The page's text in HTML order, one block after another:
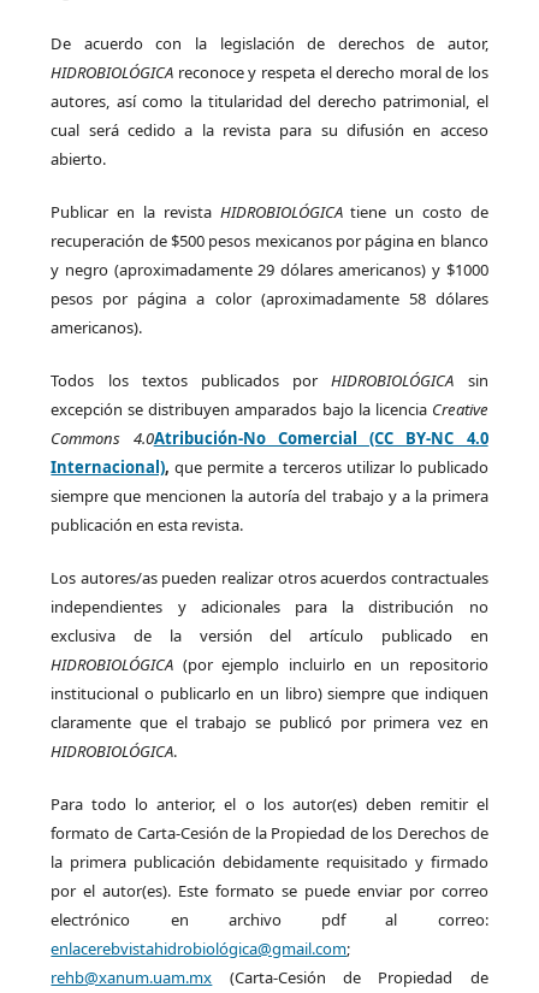
De acuerdo con la legislación de derechos de autor,
HIDROBIOLÓGICA reconoce y respeta el derecho moral de los
autores, así como la titularidad del derecho patrimonial, el
cual será cedido a la revista para su difusión en acceso
abierto.
Publicar en la revista HIDROBIOLÓGICAtiene un costo de
recuperación de $500 pesos mexicanos por página en blanco
y negro (aproximadamente 29 dólares americanos) y $1000
pesos por página a color (aproximadamente 58 dólares
americanos).
Todos los textos publicados porHIDROBIOLÓGICA sin
excepción se distribuyen amparados bajo la licencia Creative
Commons 4.0Atribución-No Comercial (CC BY-NC 4.0
Internacional),que permite a terceros utilizar lo publicado
siempre que mencionen la autoría del trabajo y a la primera
publicación en esta revista.
Los autores/as pueden realizar otros acuerdos contractuales
independientes y adicionales para la distribución no
exclusiva de la versión del artículo publicado en
HIDROBIOLÓGICA (por ejemplo incluirlo en un repositorio
institucional o publicarlo en un libro) siempre que indiquen
claramente que el trabajo se publicó por primera vez en
HIDROBIOLÓGICA.
Para todo lo anterior, el o los autor(es) deben remitir el
formato de Carta-Cesión de la Propiedad de los Derechos de
la primera publicación debidamente requisitado y firmado
por el autor(es). Este formato se puede enviar por correo
electrónico en archivo pdf al correo:
enlacerebvistahidrobiológica@gmail.com;
rehb@xanum.uam.mx (Carta-Cesión de Propiedad de